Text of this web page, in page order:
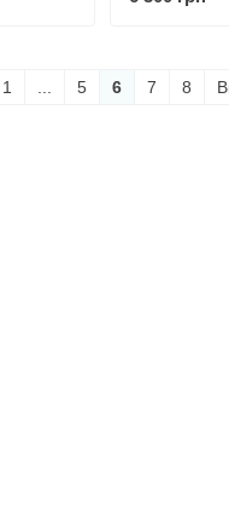
1 5 6 7 8